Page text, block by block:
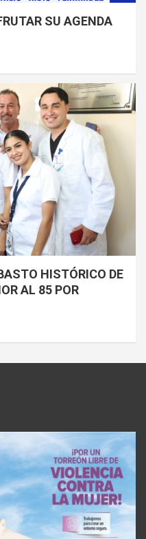
SU AGENDA
HISTÓRICO DE
AL 85 POR